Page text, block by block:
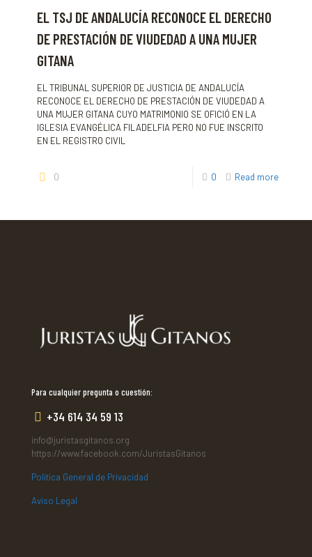
EL TSJ DE ANDALUCÍA RECONOCE EL DERECHO
DE PRESTACIÓN DE VIUDEDAD A UNA MUJER
GITANA
EL TRIBUNAL SUPERIOR DE JUSTICIA DE ANDALUCÍA
RECONOCE EL DERECHO DE PRESTACIÓN DE VIUDEDAD A
UNA MUJER GITANA CUYO MATRIMONIO SE OFICIÓ EN LA
IGLESIA EVANGÉLICA FILADELFIA PERO NO FUE INSCRITO
EN EL REGISTRO CIVIL
0 0 Read more
Para cualquier pregunta o cuestión:
+34 614 34 59 13
info@juristasgitanos.org
https://www.facebook.com/JuristasGitanos
Política General de Privacidad
Aviso Legal